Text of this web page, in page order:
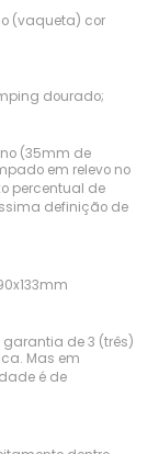
(vaqueta) cor
dourado;
(35mm de
em relevo no
percentual de
definição de
garantia de 3 (três)
Mas em
é de